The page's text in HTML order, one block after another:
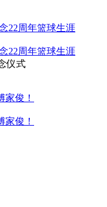
22周年篮球生涯
22周年篮球生涯
仪式
家俊！
家俊！